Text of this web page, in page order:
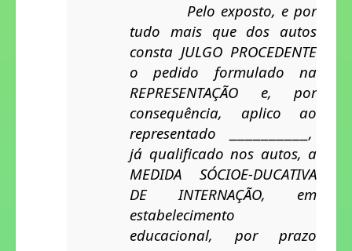
Pelo exposto, e por
tudo mais que dos autos
consta JULGO PROCEDENTE
o pedido formulado na
REPRESENTAÇÃO e, por
consequência, aplico ao
representado
,
já qualificado nos autos, a
MEDIDA SÓCIOE-DUCATIVA
DE INTERNAÇÃO, em
estabelecimento
educacional, por prazo